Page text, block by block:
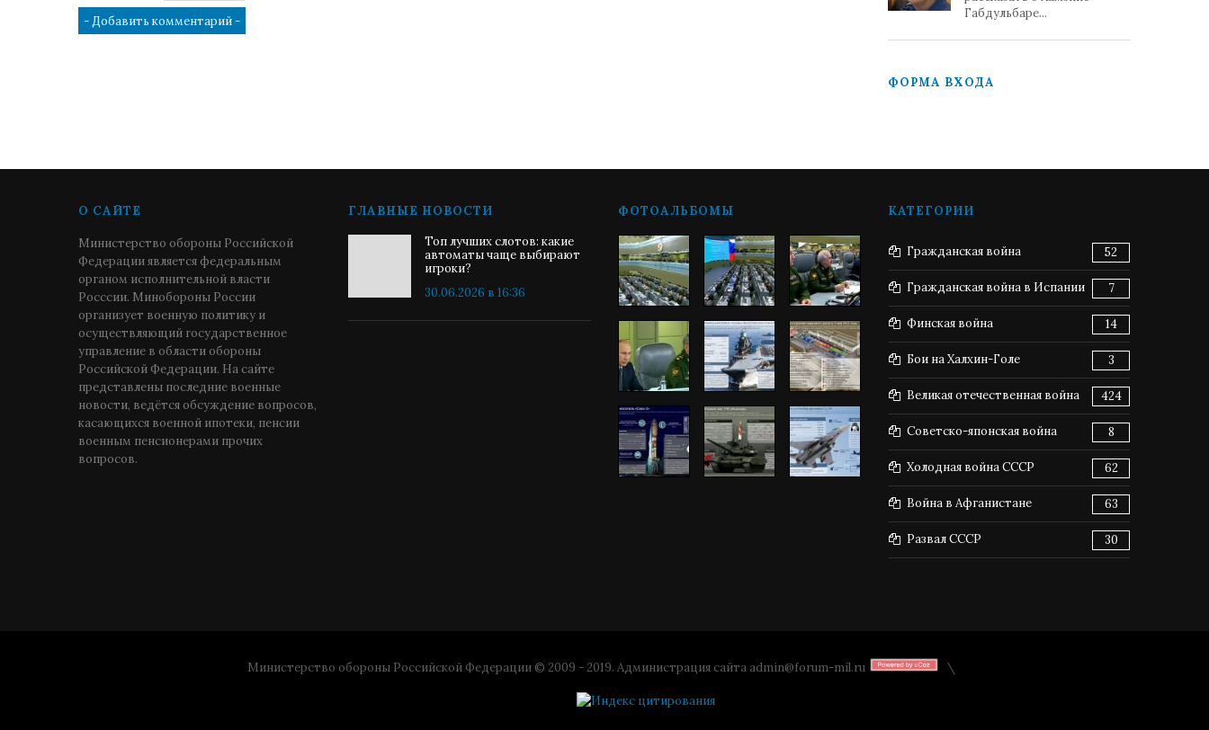
Габдульбаре...
ФОРМА ВХОДА
О САЙТЕ
Министерство обороны Российской
Федерации является федеральным
органом исполнительной власти
Росссии. Минобороны России
организует военную политику и
осуществляющий государственное
управление в области обороны
Российской Федерации. На сайте
представлены последние военные
новости, ведётся обсуждение вопросов,
касающихся военной ипотеки, пенсии
военным пенсионерами прочих
вопросов.
ГЛАВНЫЕ НОВОСТИ
Топ лучших слотов: какие
автоматы чаще выбирают
игроки?
30.06.2026 в 16:36
ФОТОАЛЬБОМЫ КАТЕГОРИИ
Гражданская война 52
Гражданская война в Испании 7
Финская война 14
Бои на Халхин-Голе 3
Великая отечественная война 424
Советско-японская война 8
Холодная война СССР 62
Война в Афганистане 63
Развал СССР 30
Министерство обороны Российской Федерации © 2009 - 2019. Администрация сайта admin@forum-mil.ru